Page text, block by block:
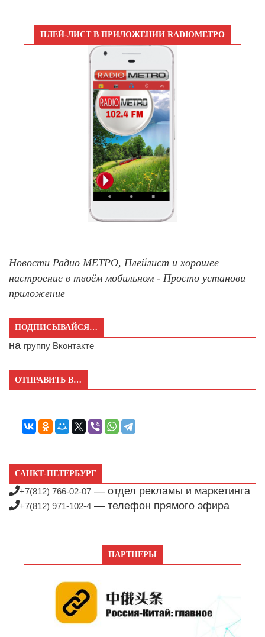
ПЛЕЙ-ЛИСТ В ПРИЛОЖЕНИИ RADIOМЕТРО
Новости Радио МЕТРО, Плейлист и хорошее
настроение в твоём мобильном - Просто установи
приложение
ПОДПИСЫВАЙСЯ…
на группу Вконтакте
ОТПРАВИТЬ В…
САНКТ-ПЕТЕРБУРГ
+7(812) 766-02-07 — отдел рекламы и маркетинга
+7(812) 971-102-4 — телефон прямого эфира
ПАРТНЕРЫ